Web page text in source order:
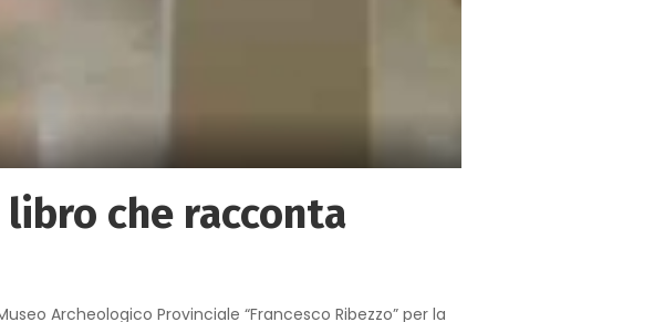
libro che racconta
Archeologico Provinciale “Francesco Ribezzo” per la